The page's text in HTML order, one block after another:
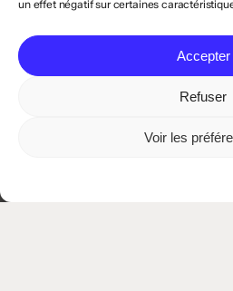
un effet négatif sur certaines
Accepter
Refuser
Voir les